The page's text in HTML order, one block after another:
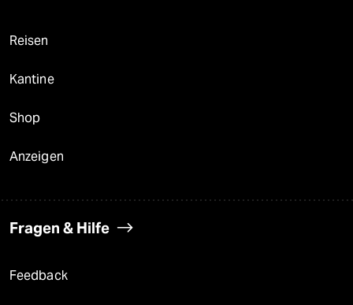
Reisen
Kantine
Shop
Anzeigen
Fragen & Hilfe
Feedback